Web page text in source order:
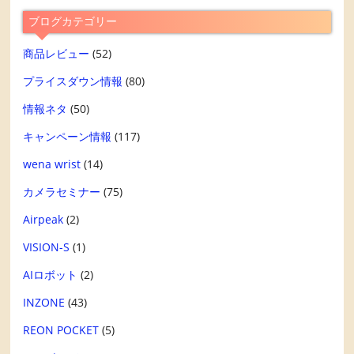
ブログカテゴリー
商品レビュー (52)
プライスダウン情報 (80)
情報ネタ (50)
キャンペーン情報 (117)
wena wrist (14)
カメラセミナー (75)
Airpeak (2)
VISION-S (1)
AIロボット (2)
INZONE (43)
REON POCKET (5)